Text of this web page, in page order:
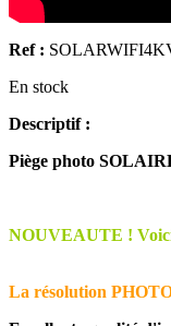
Ref :
En stock
Descriptif :
Piège photo
NOUVEAUTE !
La résolution